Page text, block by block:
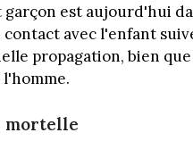
est aujourd'hui
avec l'enfant
propagation, bien
mortelle